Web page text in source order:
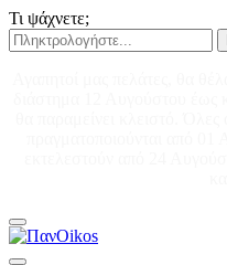
Τι ψάχνετε;